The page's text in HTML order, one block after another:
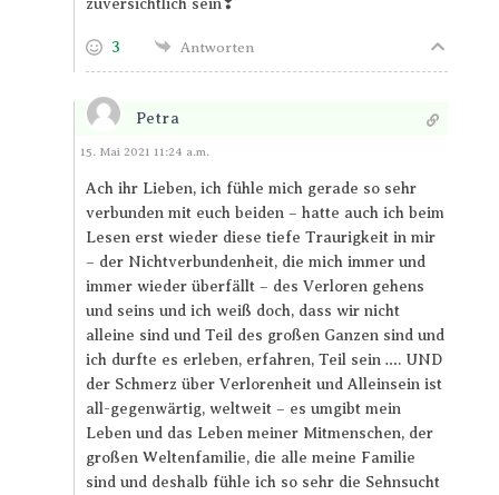
zuversichtlich sein❣
3 Antworten
Petra
Antworten
15. Mai 2021 11:24 a.m.
Ach ihr Lieben, ich fühle mich gerade so sehr
verbunden mit euch beiden – hatte auch ich beim
Lesen erst wieder diese tiefe Traurigkeit in mir
– der Nichtverbundenheit, die mich immer und
immer wieder überfällt – des Verloren gehens
und seins und ich weiß doch, dass wir nicht
alleine sind und Teil des großen Ganzen sind und
ich durfte es erleben, erfahren, Teil sein …. UND
der Schmerz über Verlorenheit und Alleinsein ist
all-gegenwärtig, weltweit – es umgibt mein
Leben und das Leben meiner Mitmenschen, der
großen Weltenfamilie, die alle meine Familie
sind und deshalb fühle ich so sehr die Sehnsucht